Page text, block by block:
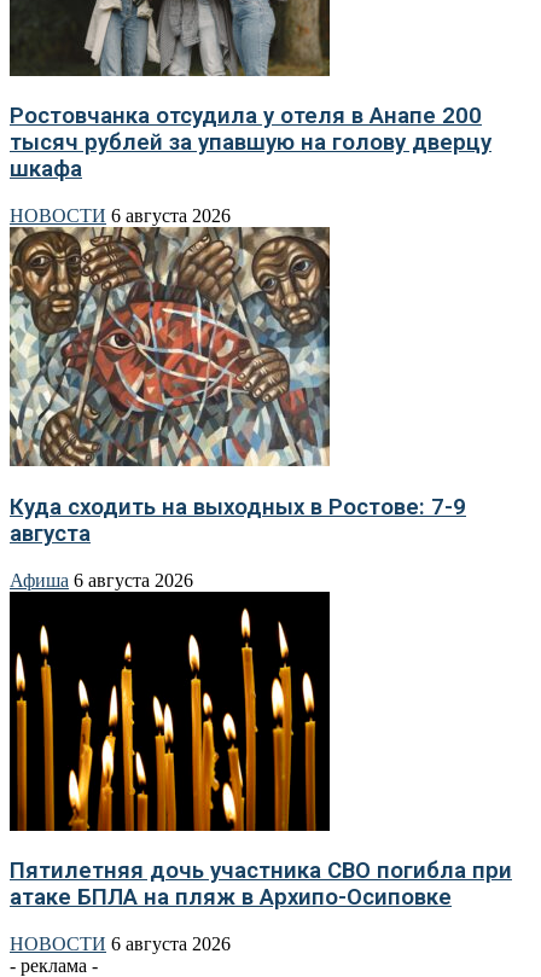
Ростовчанка отсудила у отеля в Анапе 200
тысяч рублей за упавшую на голову дверцу
шкафа
НОВОСТИ 6 августа 2026
Куда сходить на выходных в Ростове: 7-9
августа
Афиша 6 августа 2026
Пятилетняя дочь участника СВО погибла при
атаке БПЛА на пляж в Архипо-Осиповке
НОВОСТИ 6 августа 2026
- реклама -